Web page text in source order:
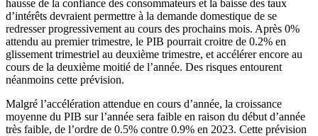
hausse de la confiance des consommateurs et la baisse des taux
d’intérêts devraient permettre à la demande domestique de se
redresser progressivement au cours des prochains mois. Après 0%
attendu au premier trimestre, le PIB pourrait croitre de 0.2% en
glissement trimestriel au deuxième trimestre, et accélérer encore au
cours de la deuxième moitié de l’année. Des risques entourent
néanmoins cette prévision.
Malgré l’accélération attendue en cours d’année, la croissance
moyenne du PIB sur l’année sera faible en raison du début d’année
très faible, de l’ordre de 0.5% contre 0.9% en 2023. Cette prévision